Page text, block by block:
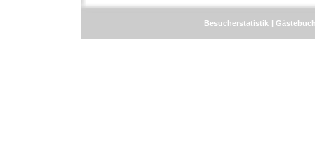
Besucherstatistik